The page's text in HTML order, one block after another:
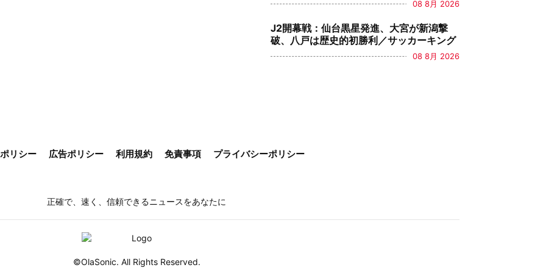
08 8月 2026
J2開幕戦：仙台黒星発進、大宮が新潟撃
破、八戸は歴史的初勝利／サッカーキング
08 8月 2026
リシー 広告ポリシー 利用規約 免責事項 プライバシーポリシー
正確で、速く、信頼できるニュースをあなたに
©OlaSonic. All Rights Reserved.